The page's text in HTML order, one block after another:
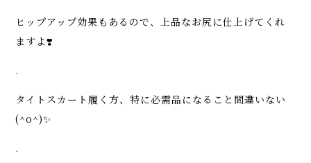
ヒップアップ効果もあるので、上品なお尻に仕上げてくれ
ますよ❣️
.
タイトスカート履く方、特に必需品になること間違いない
(^o^)✨
.